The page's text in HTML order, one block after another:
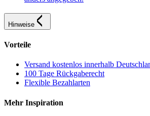
Hinweise
Vorteile
Versand kostenlos innerhalb
100 Tage Rückgaberecht
Flexible Bezahlarten
Mehr Inspiration